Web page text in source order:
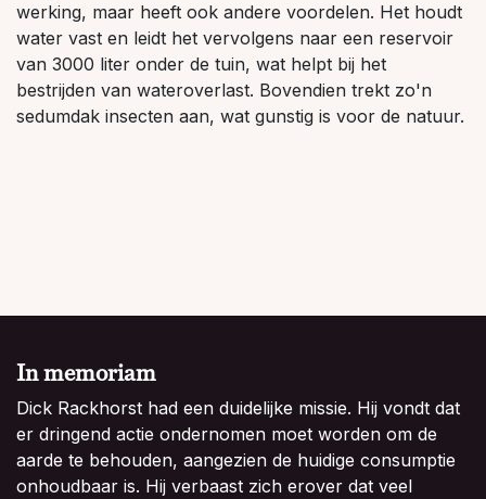
werking, maar heeft ook andere voordelen. Het houdt
water vast en leidt het vervolgens naar een reservoir
van 3000 liter onder de tuin, wat helpt bij het
bestrijden van wateroverlast. Bovendien trekt zo'n
sedumdak insecten aan, wat gunstig is voor de natuur.
In memoriam
Dick Rackhorst had een duidelijke missie. Hij vondt dat
er dringend actie ondernomen moet worden om de
aarde te behouden, aangezien de huidige consumptie
onhoudbaar is. Hij verbaast zich erover dat veel